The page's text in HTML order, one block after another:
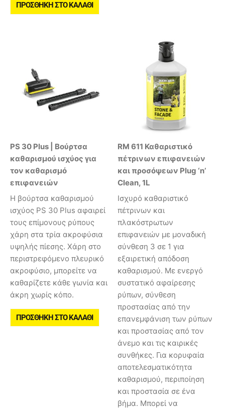
ΠΡΟΣΘΉΚΗ ΣΤΟ ΚΑΛΆΘΙ
PS 30 Plus | Βούρτσα
καθαρισμού ισχύος για
τον καθαρισμό
επιφανειών
Η βούρτσα καθαρισμού
ισχύος PS 30 Plus αφαιρεί
τους επίμονους ρύπους
χάρη στα τρία ακροφύσια
υψηλής πίεσης. Χάρη στο
περιστρεφόμενο πλευρικό
ακροφύσιο, μπορείτε να
καθαρίζετε κάθε γωνία και
άκρη χωρίς κόπο.
ΠΡΟΣΘΉΚΗ ΣΤΟ ΚΑΛΆΘΙ
RM 611 Καθαριστικό
πέτρινων επιφανειών
και προσόψεων Plug ‘n’
Clean, 1L
Ισχυρό καθαριστικό
πέτρινων και
πλακόστρωτων
επιφανειών με μοναδική
σύνθεση 3 σε 1 για
εξαιρετική απόδοση
καθαρισμού. Με ενεργό
συστατικό αφαίρεσης
ρύπων, σύνθεση
προστασίας από την
επανεμφάνιση των ρύπων
και προστασίας από τον
άνεμο και τις καιρικές
συνθήκες. Για κορυφαία
αποτελεσματικότητα
καθαρισμού, περιποίηση
και προστασία σε ένα
βήμα. Μπορεί να